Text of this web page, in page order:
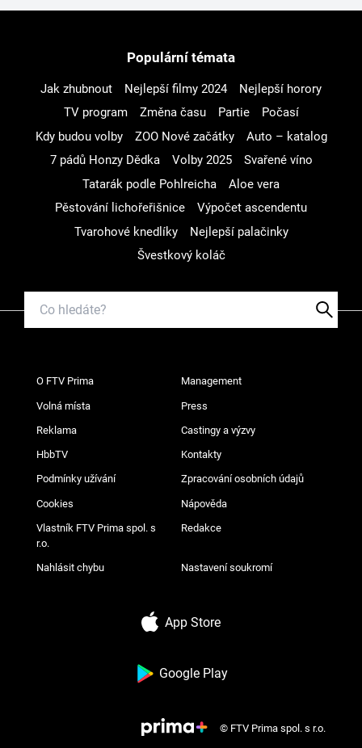
Populární témata
Jak zhubnout Nejlepší filmy 2024
Nejlepší horory
TV program
Změna času Partie
Počasí
Kdy budou volby
ZOO Nové začátky
Auto – katalog
7 pádů Honzy Dědka
Volby 2025
Svařené víno
Tatarák podle Pohlreicha
Aloe vera
Pěstování lichořeřišnice
Výpočet ascendentu
Tvarohové knedlíky
Nejlepší palačinky
Švestkový koláč
O FTV Prima Management
Volná místa Press
Reklama Castingy a výzvy
HbbTV Kontakty
Podmínky užívání Zpracování osobních údajů
Cookies Nápověda
Vlastník FTV Prima spol. s
r.o.
Redakce
Nahlásit chybu Nastavení soukromí
App Store
Google Play
© FTV Prima spol. s r.o.